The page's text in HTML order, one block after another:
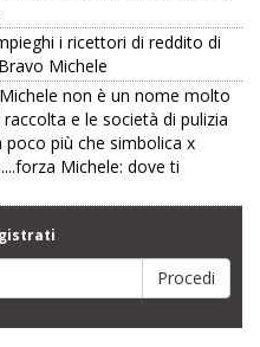
i ricettori di reddito di
Michele
non è un nome molto
e le società di pulizia
più che simbolica x
Michele: dove ti